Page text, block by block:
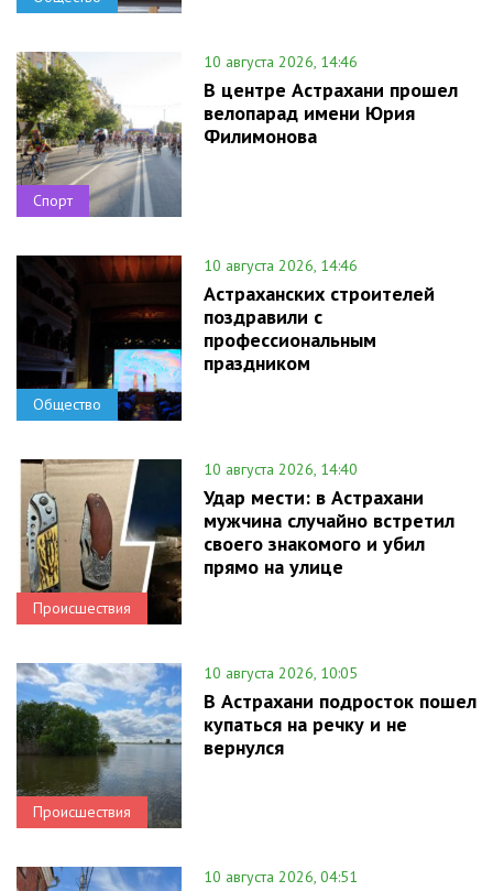
Спорт
10 августа 2026, 14:46
В центре Астрахани прошел
велопарад имени Юрия
Филимонова
Общество
10 августа 2026, 14:46
Астраханских строителей
поздравили с
профессиональным
праздником
Происшествия
10 августа 2026, 14:40
Удар мести: в Астрахани
мужчина случайно встретил
своего знакомого и убил
прямо на улице
Происшествия
10 августа 2026, 10:05
В Астрахани подросток пошел
купаться на речку и не
вернулся
10 августа 2026, 04:51